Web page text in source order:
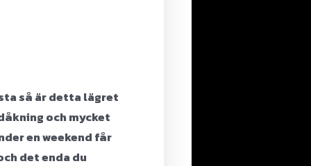
så är detta lägret
och mycket
en weekend får
det enda du